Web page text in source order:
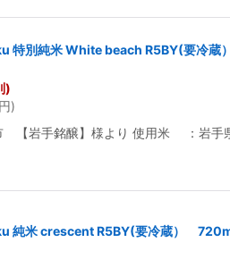
特別純米 White beach R5BY(要冷
)
円)
【岩手銘醸】様より 使用米 ：岩手
純米 crescent R5BY(要冷蔵）